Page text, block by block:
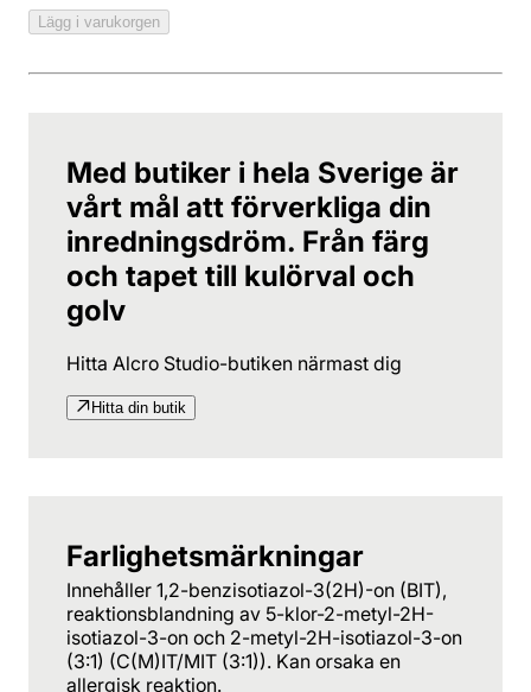
Lägg i varukorgen
Med butiker i hela Sverige är
vårt mål att förverkliga din
inredningsdröm. Från färg
och tapet till kulörval och
golv
Hitta Alcro Studio-butiken närmast dig
Hitta din butik
Farlighetsmärkningar
Innehåller 1,2-benzisotiazol-3(2H)-on (BIT),
reaktionsblandning av 5-klor-2-metyl-2H-
isotiazol-3-on och 2-metyl-2H-isotiazol-3-on
(3:1) (C(M)IT/MIT (3:1)). Kan orsaka en
allergisk reaktion.